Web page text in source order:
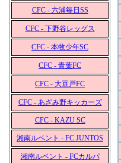
CFC - 六浦毎日SS
CFC - 下野谷レッグス
CFC - 本牧少年SC
CFC - 青葉FC
CFC - 大豆戸FC
CFC - あざみ野キッカーズ
CFC - KAZU SC
湘南ルベント - FC JUNTOS
湘南ルベント - FCカルパ